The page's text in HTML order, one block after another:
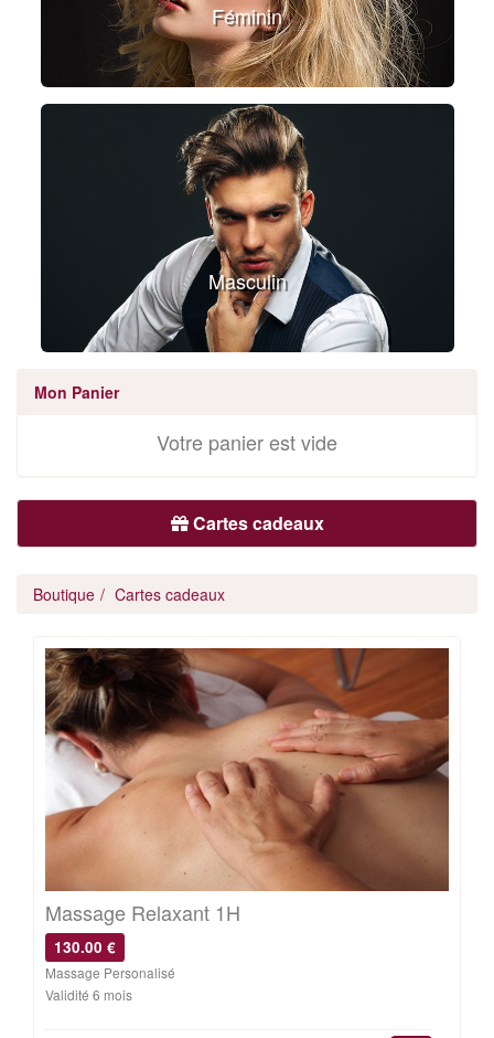
Féminin
Masculin
Mon Panier
Votre panier est vide
Cartes cadeaux
Boutique Cartes cadeaux
Massage Relaxant 1H
130.00 €
Massage Personalisé
Validité 6 mois